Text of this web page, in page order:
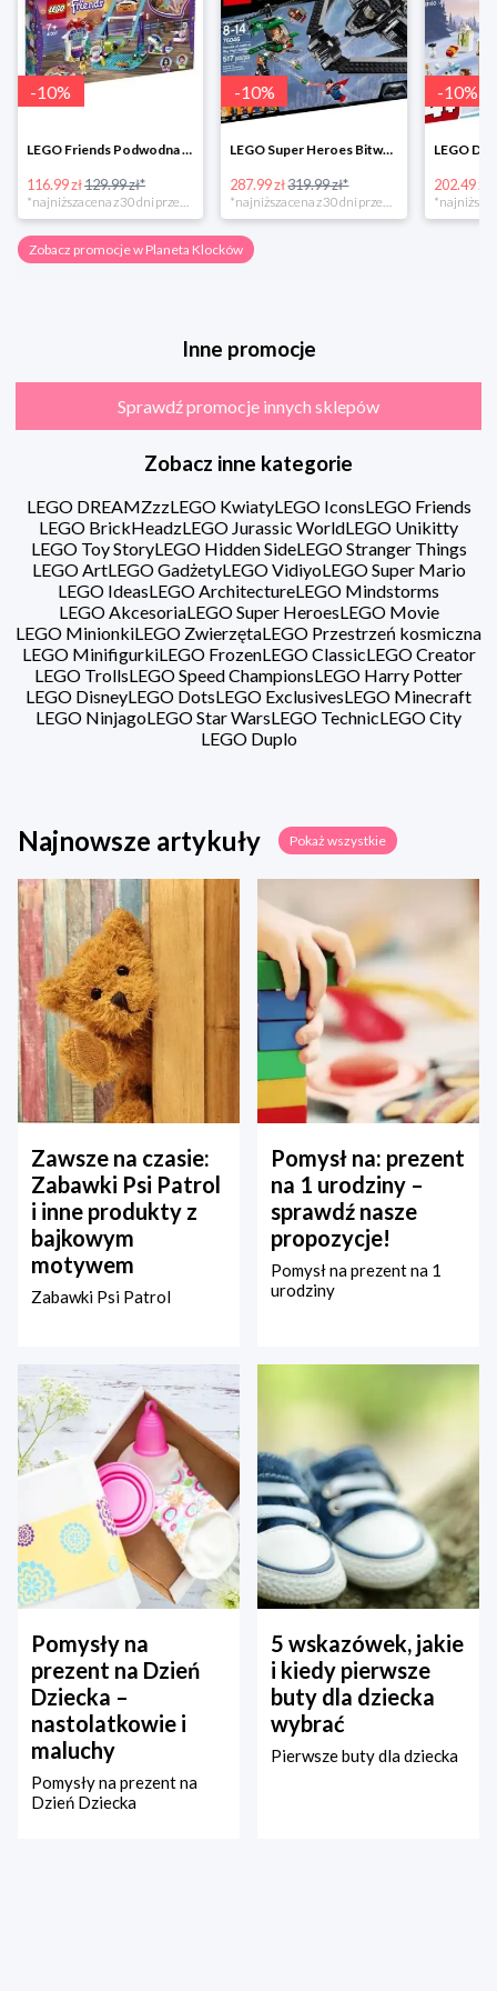
-10%
LEGO Friends Podwodna Frajda w super cenie
116.99 zł129.99 zł*
-10%
LEGO Super Heroes Bitwa powietrzna w super cenie
287.99 zł319.99 zł*
-10%
202.49 zł
Zobacz promocje w Planeta Klocków
Inne promocje
Sprawdź promocje innych sklepów
Zobacz inne kategorie
LEGO DREAMZzzLEGO KwiatyLEGO IconsLEGO Friends
LEGO BrickHeadzLEGO Jurassic WorldLEGO Unikitty
LEGO Toy StoryLEGO Hidden SideLEGO Stranger Things
LEGO ArtLEGO GadżetyLEGO VidiyoLEGO Super Mario
LEGO IdeasLEGO ArchitectureLEGO Mindstorms
LEGO AkcesoriaLEGO Super HeroesLEGO Movie
LEGO MinionkiLEGO ZwierzętaLEGO Przestrzeń kosmiczna
LEGO MinifigurkiLEGO FrozenLEGO ClassicLEGO Creator
LEGO TrollsLEGO Speed ChampionsLEGO Harry Potter
LEGO DisneyLEGO DotsLEGO ExclusivesLEGO Minecraft
LEGO NinjagoLEGO Star WarsLEGO TechnicLEGO City
LEGO Duplo
Najnowsze artykuły Pokaż wszystkie
Zawsze na czasie:
Zabawki Psi Patrol
i inne produkty z
bajkowym
motywem
Zabawki Psi Patrol
Pomysł na: prezent
na 1 urodziny –
sprawdź nasze
propozycje!
Pomysł na prezent na 1
urodziny
Pomysły na
prezent na Dzień
Dziecka –
nastolatkowie i
maluchy
Pomysły na prezent na
Dzień Dziecka
5 wskazówek, jakie
i kiedy pierwsze
buty dla dziecka
wybrać
Pierwsze buty dla dziecka